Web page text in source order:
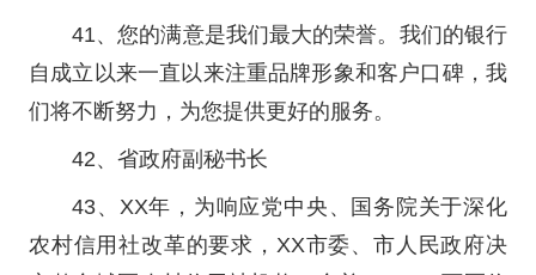
41、您的满意是我们最大的荣誉。我们的银行
自成立以来一直以来注重品牌形象和客户口碑，我
们将不断努力，为您提供更好的服务。
42、省政府副秘书长
43、XX年，为响应党中央、国务院关于深化
农村信用社改革的要求，XX市委、市人民政府决